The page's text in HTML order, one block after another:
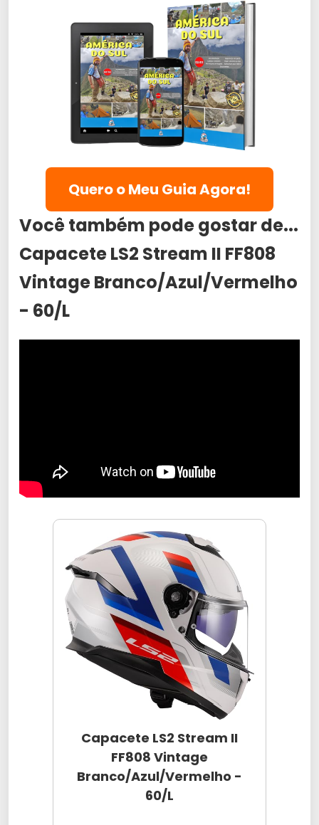
Quero o Meu Guia Agora!
Você também pode gostar de...
Capacete LS2 Stream II FF808
Vintage Branco/Azul/Vermelho
- 60/L
Capacete LS2 Stream II
FF808 Vintage
Branco/Azul/Vermelho -
60/L